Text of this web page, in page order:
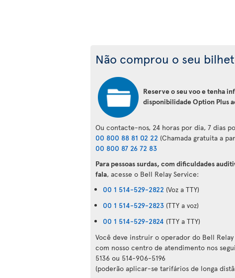
Não comprou o seu
Reserve o seu voo e tenha
disponibilidade Option Plus
Ou contacte-nos, 24 horas por dia, 7 dias
00 800 88 81 02 22 (Chamada gratuita a
00 800 87 26 72 83
Para pessoas surdas, com dificuldades
fala, acesse o Bell Relay Service:
00 1 514-529-2822 (Voz a TTY)
00 1 514-529-2823 (TTY a voz)
00 1 514-529-2824 (TTY a TTY)
Você deve instruir o operador do Bell
com nosso centro de atendimento nos
5136 ou 514-906-5196
(poderão aplicar-se tarifários de longa